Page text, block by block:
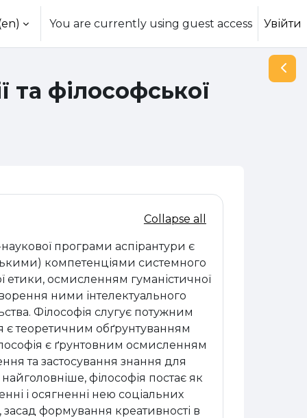
You are currently using guest access Увійти
та філософської
Collapse all
програми аспірантури є
компетенціями системного
етики, осмисленням гуманістичної
ними інтелектуального
Філософія слугує потужним
є теоретичним обґрунтуванням
є ґрунтовним осмисленням
та застосування знання для
найголовніше, філософія постає як
і осягненні нею соціальних
засад формування креативності в